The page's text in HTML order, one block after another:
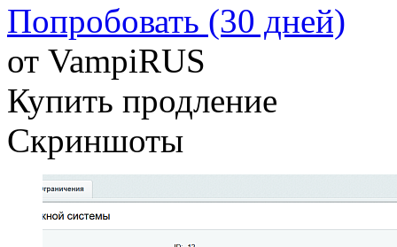
Попробовать (30 дней)
от VampiRUS
Купить продление
Скриншоты